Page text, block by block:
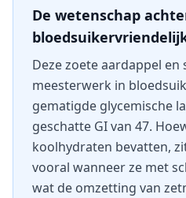
De wetenschap
Deze zoete aardappel en
meesterwerk in
gematigde glycemische
geschatte GI van 47.
koolhydraten bevatten,
vooral wanneer ze met
wat de omzetting van